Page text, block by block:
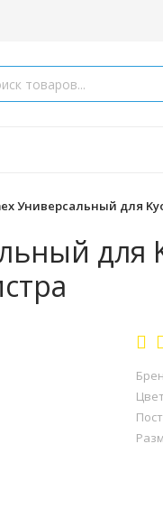
Универсальный для
для